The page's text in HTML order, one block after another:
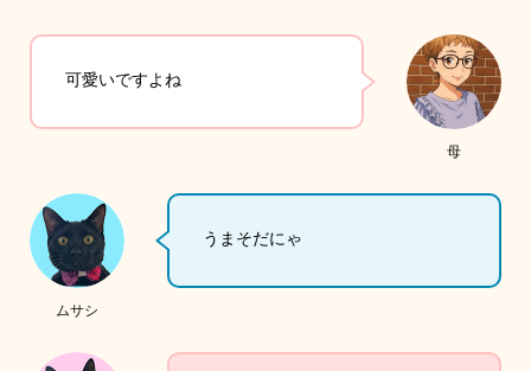
母
可愛いですよね
ムサシ
うまそだにゃ